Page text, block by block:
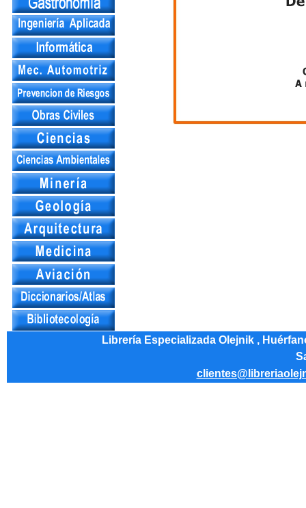
Librería Especializada Olejnik ,